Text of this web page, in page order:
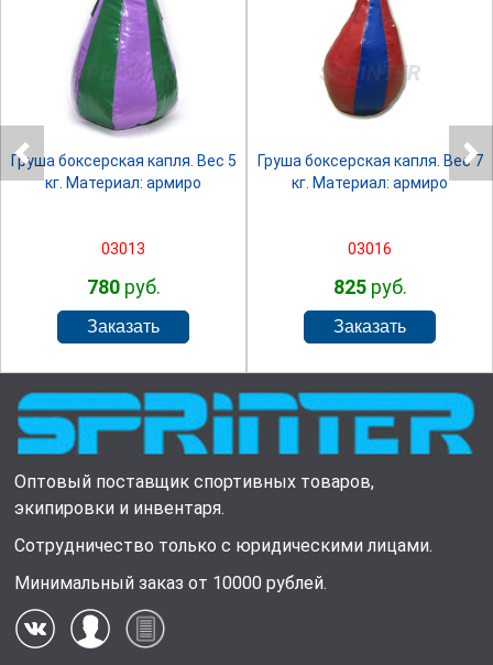
SPRINTER
Груша боксерская капля. Вес 5
кг. Материал: армиро
03013
780руб.
SPRINTER
Груша боксерская капля. Вес 7
кг. Материал: армиро
03016
825руб.
Оптовый поставщик спортивных товаров,
экипировки и инвентаря.
Сотрудничество только с юридическими лицами.
Минимальный заказ от 10000 рублей.